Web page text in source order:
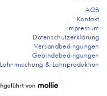
AGB
Kontakt
Impressum
Datenschutzerklärung
Versandbedingungen
Gebindebedingungen
Lohnmischung & Lohnproduktion